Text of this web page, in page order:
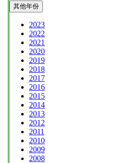
其他年份
2023
2022
2021
2020
2019
2018
2017
2016
2015
2014
2013
2012
2011
2010
2009
2008